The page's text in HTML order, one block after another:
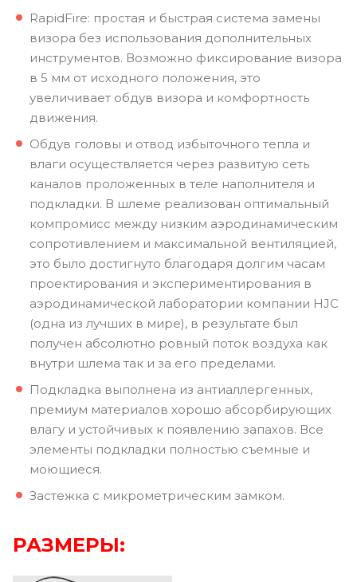
RapidFire: простая и быстрая система замены
визора без использования дополнительных
инструментов. Возможно фиксирование визора
в 5 мм от исходного положения, это
увеличивает обдув визора и комфортность
движения.
Обдув головы и отвод избыточного тепла и
влаги осуществляется через развитую сеть
каналов проложенных в теле наполнителя и
подкладки. В шлеме реализован оптимальный
компромисс между низким аэродинамическим
сопротивлением и максимальной вентиляцией,
это было достигнуто благодаря долгим часам
проектирования и экспериментирования в
аэродинамической лаборатории компании HJC
(одна из лучших в мире), в результате был
получен абсолютно ровный поток воздуха как
внутри шлема так и за его пределами.
Подкладка выполнена из антиаллергенных,
премиум материалов хорошо абсорбирующих
влагу и устойчивых к появлению запахов. Все
элементы подкладки полностью съемные и
моющиеся.
Застежка с микрометрическим замком.
РАЗМЕРЫ: